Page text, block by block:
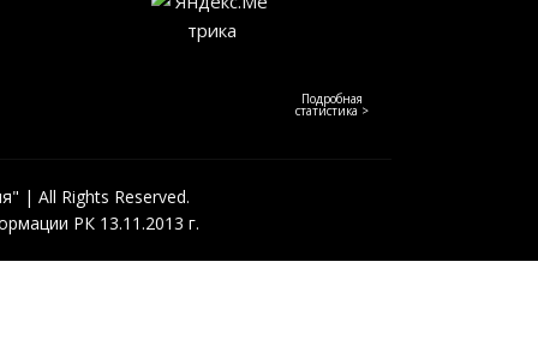
Подробная
статистика >
| All Rights Reserved.
РК 13.11.2013 г.